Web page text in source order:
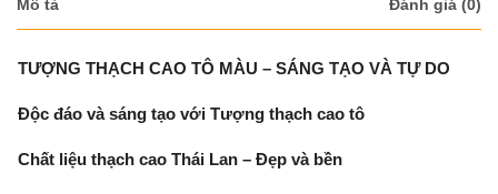
Mô tả Đánh giá (0)
TƯỢNG THẠCH CAO TÔ MÀU – SÁNG TẠO VÀ TỰ DO
Độc đáo và sáng tạo với Tượng thạch cao tô
Chất liệu thạch cao Thái Lan – Đẹp và bền